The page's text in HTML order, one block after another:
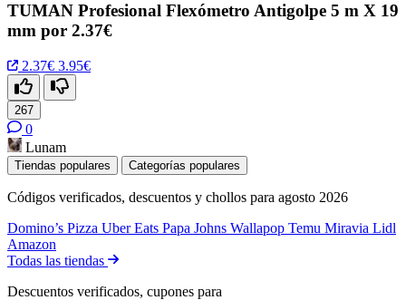
TUMAN Profesional Flexómetro Antigolpe 5 m X 19
mm por 2.37€
2.37€ 3.95€
267
0
Lunam
Tiendas populares Categorías populares
Códigos verificados, descuentos y chollos para agosto 2026
Domino’s Pizza Uber Eats Papa Johns Wallapop Temu Miravia Lidl
Amazon
Todas las tiendas
Descuentos verificados, cupones para